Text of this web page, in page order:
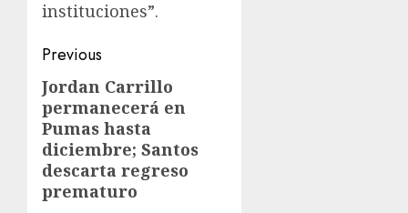
instituciones”.
Previous
Jordan Carrillo
permanecerá en
Pumas hasta
diciembre; Santos
descarta regreso
prematuro